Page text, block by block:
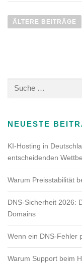
e
a
i
a
i
o
n
ÄLTERE BEITRÄGE
nach:
NEUESTE
KI-Hosting in
entscheidenden
Warum Preisstabilität
DNS-Sicherheit 2026:
Domains
Wenn ein DNS-Fehler
Warum Support beim